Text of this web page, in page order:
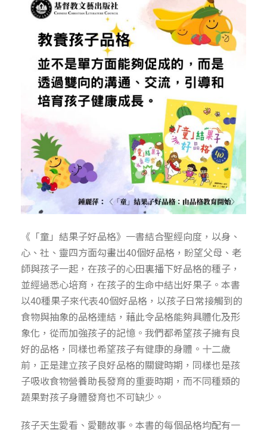
《「童」結果子好品格》一書結合聖經向度，以身、
心、社、靈四方面勾畫出40個好品格，盼望父母、老
師與孩子一起，在孩子的心田裏播下好品格的種子，
並經過悉心培育，在孩子的生命中結出好果子。本書
以40種果子來代表40個好品格，以孩子日常接觸到的
食物與抽象的品格連結，藉此令品格能夠具體化及形
象化，從而加強孩子的記憶。我們都希望孩子擁有良
好的品格，同樣也希望孩子有健康的身體。十二歲
前，正是建立孩子良好品格的關鍵時期，同樣也是孩
子吸收食物營養助長發育的重要時期，而不同種類的
蔬果對孩子身體發育也不可缺少。
孩子天生愛看、愛聽故事。本書的每個品格均配有一